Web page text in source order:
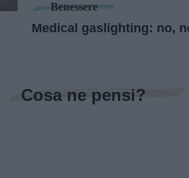
Benessere
Medical gaslighting: no,
Cosa ne pensi?